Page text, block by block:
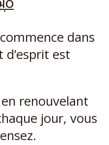
dans
d’esprit est
renouvelant
jour, vous